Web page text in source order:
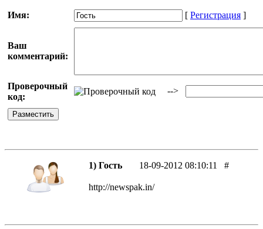
Имя: [ Регистрация ]
Ваш
комментарий:
Проверочный
код:
-->
1) Гость 18-09-2012 08:10:11 #
http://newspak.in/